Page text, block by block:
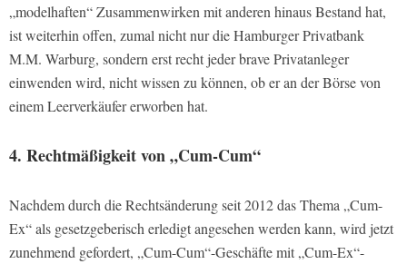
„modelhaften“ Zusammenwirken mit anderen hinaus Bestand hat,
ist weiterhin offen, zumal nicht nur die Hamburger Privatbank
M.M. Warburg, sondern erst recht jeder brave Privatanleger
einwenden wird, nicht wissen zu können, ob er an der Börse von
einem Leerverkäufer erworben hat.
4. Rechtmäßigkeit von „Cum-Cum“
Nachdem durch die Rechtsänderung seit 2012 das Thema „Cum-
Ex“ als gesetzgeberisch erledigt angesehen werden kann, wird jetzt
zunehmend gefordert, „Cum-Cum“-Geschäfte mit „Cum-Ex“-